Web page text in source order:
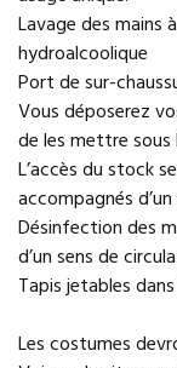
Lavage des mains
hydroalcoolique
Port de sur-
Vous déposerez
de les mettre sous
L’accès du stock
accompagnés
Désinfection des
d’un sens de
Tapis jetables
Les costumes